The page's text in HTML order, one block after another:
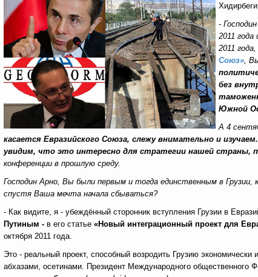
-
2011
2011
Союз»,
без
Южной
А 4
касается Евразийского Союза, слежу внимательно и
увидим, что это интересно для стратегии нашей страны,
конференции в прошлую среду.
Господин Арно, Вы были первым и тогда единственным в
спустя Ваша мечта начала сбываться?
- Как видите, я - убеждённый сторонник вступления Грузии в
Путиным - в его статье «Новый интеграционный проект для
октября 2011 года.
Это - реальный проект, способный возродить Грузию
абхазами, осетинами. Президент Международного общественного